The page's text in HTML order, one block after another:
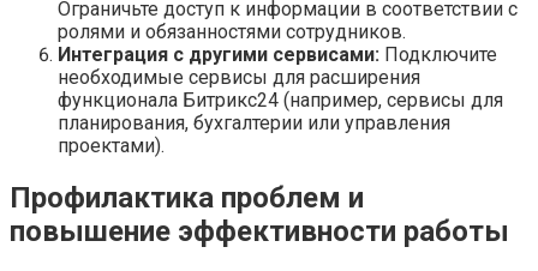
Ограничьте доступ к информации в соответствии с
ролями и обязанностями сотрудников.
Интеграция с другими сервисами: Подключите
необходимые сервисы для расширения
функционала Битрикс24 (например, сервисы для
планирования, бухгалтерии или управления
проектами).
Профилактика проблем и
повышение эффективности работы